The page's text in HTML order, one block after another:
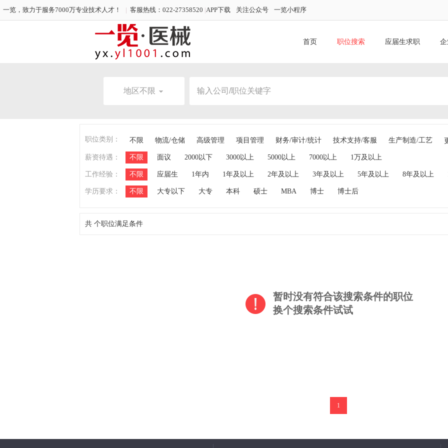
一览，致力于服务7000万专业技术人才！ | 客服热线：022-27358520 |APP下载 关注公众号 一览小程序
首页 职位搜索 应届生求职
地区不限
职位类别： 不限 物流/仓储 高级管理 项目管理 财务/审计/统计 技术支持/客服 生产制造/工艺
薪资待遇： 不限 面议 2000以下 3000以上 5000以上 7000以上 1万及以上
工作经验： 不限 应届生 1年内 1年及以上 2年及以上 3年及以上 5年及以上 8年及以上
学历要求： 不限 大专以下 大专 本科 硕士 MBA 博士 博士后
共 个职位满足条件
暂时没有符合该搜索条件的职位
换个搜索条件试试
1